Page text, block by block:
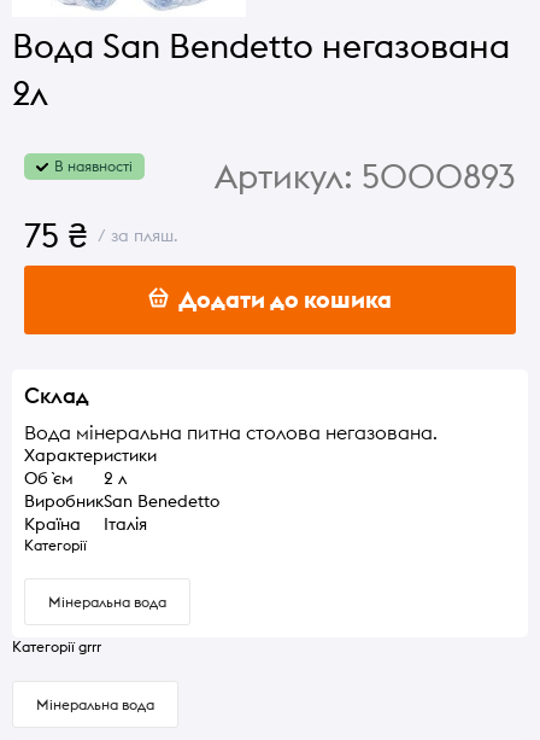
Вода San Bendetto негазована
2л
В наявності Артикул: 5000893
75 ₴ / за пляш.
Додати до кошика
Склад
Вода мінеральна питна столова негазована.
Характеристики
Об `єм
2 л
ВиробникSan Benedetto
Країна
Італія
Категорії
Мінеральна вода
Категорії grrr
Мінеральна вода